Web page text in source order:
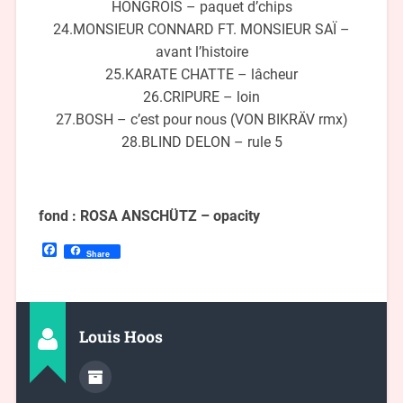
HONGROIS – paquet d’chips
24.MONSIEUR CONNARD FT. MONSIEUR SAÏ –
avant l’histoire
25.KARATE CHATTE – lâcheur
26.CRIPURE – loin
27.BOSH – c’est pour nous (VON BIKRÄV rmx)
28.BLIND DELON – rule 5
fond : ROSA ANSCHÜTZ – opacity
Facebook
Share
Louis Hoos